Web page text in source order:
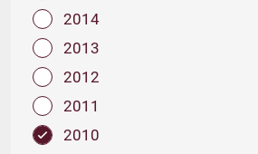
2014
2013
2012
2011
2010